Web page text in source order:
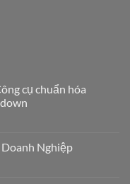
cụ chuẩn hóa
Nghiệp